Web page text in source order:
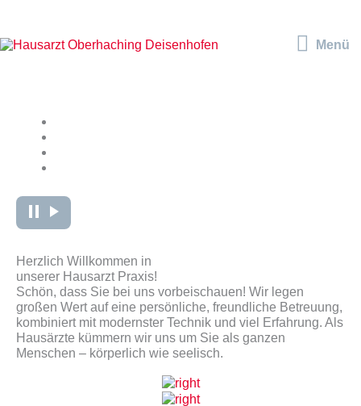
springen
Menü
Menü
Herzlich Willkommen in
unserer Hausarzt Praxis!
Schön, dass Sie bei uns vorbeischauen! Wir legen
großen Wert auf eine persönliche, freundliche Betreuung,
kombiniert mit modernster Technik und viel Erfahrung. Als
Hausärzte kümmern wir uns um Sie als ganzen
Menschen – körperlich wie seelisch.